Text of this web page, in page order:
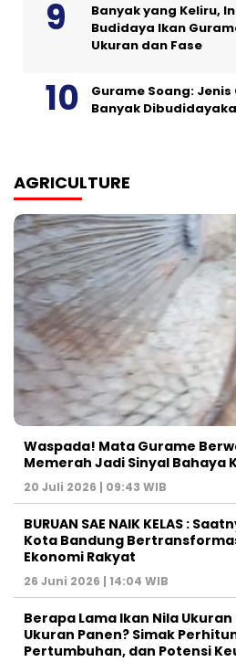
Banyak yang Keliru,
Budidaya Ikan
Ukuran dan Fase
Gurame Soang:
Banyak
AGRICULTURE
Waspada! Mata Gurame
Memerah Jadi Sinyal Bahaya
20 Juli 2026 | 09:43 WIB
BURUAN SAE NAIK KELAS :
Kota Bandung
Ekonomi Rakyat
26 Juni 2026 | 14:04 WIB
Berapa Lama Ikan Nila
Ukuran Panen? Simak
Pertumbuhan, dan Potensi